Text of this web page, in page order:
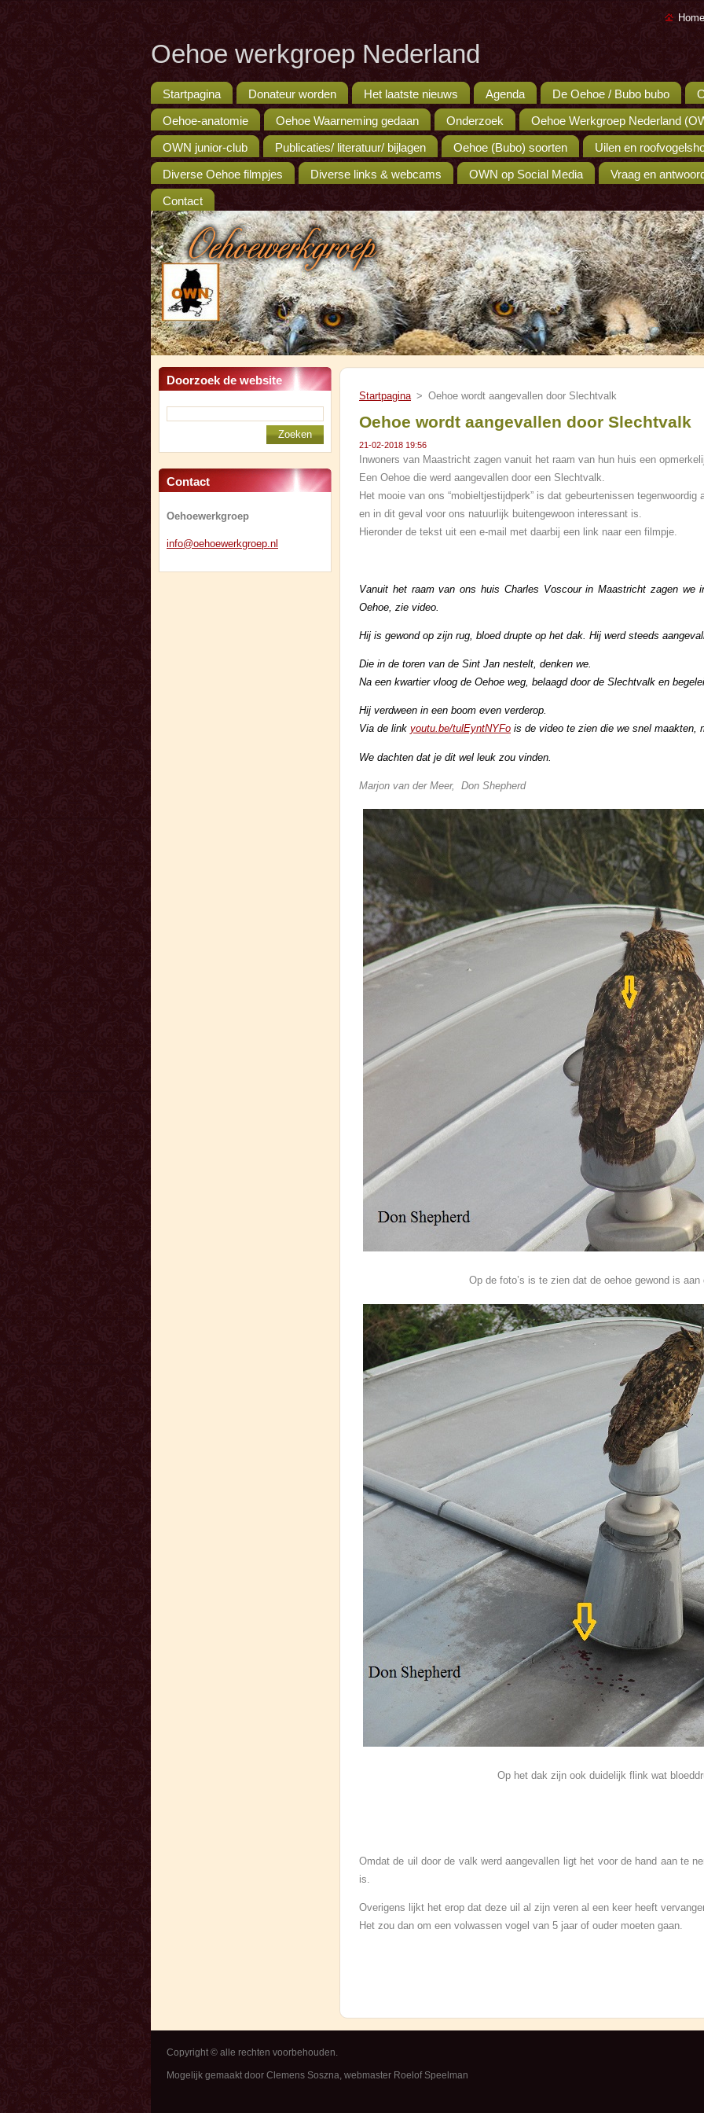
Oehoe werkgroep Nederland
Startpagina Donateur worden Het laatste nieuws Agenda De Oehoe / Bubo bubo
Oehoe-anatomie Oehoe Waarneming gedaan Onderzoek Oehoe Werkgroep Nederland
OWN junior-club Publicaties/ literatuur/ bijlagen Oehoe (Bubo) soorten Uilen en
Diverse Oehoe filmpjes Diverse links & webcams OWN op Social Media Vraag en
Contact
Doorzoek de website
Contact
Oehoewerkgroep
info@oehoewerkgroep.nl
Startpagina > Oehoe wordt aangevallen door Slechtvalk
Oehoe wordt aangevallen door Slechtvalk
21-02-2018 19:56
Inwoners van Maastricht zagen vanuit het raam van hun huis een
Een Oehoe die werd aangevallen door een Slechtvalk.
Het mooie van ons “mobieltjestijdperk” is dat gebeurtenissen tegenwoordig
en in dit geval voor ons natuurlijk buitengewoon interessant is.
Hieronder de tekst uit een e-mail met daarbij een link naar een filmpje.
Vanuit het raam van ons huis Charles Voscour in Maastricht zagen we
Oehoe, zie video.
Hij is gewond op zijn rug, bloed drupte op het dak. Hij werd steeds
Die in de toren van de Sint Jan nestelt, denken we.
Na een kwartier vloog de Oehoe weg, belaagd door de Slechtvalk en
Hij verdween in een boom even verderop.
Via de link youtu.be/tulEyntNYFo is de video te zien die we snel maakten,
We dachten dat je dit wel leuk zou vinden.
Marjon van der Meer, Don Shepherd
Op de foto’s is te zien dat de oehoe gewond is aan
Op het dak zijn ook duidelijk flink wat
Omdat de uil door de valk werd aangevallen ligt het voor de hand aan te
is.
Overigens lijkt het erop dat deze uil al zijn veren al een keer heeft
Het zou dan om een volwassen vogel van 5 jaar of ouder moeten gaan.
Copyright © alle rechten voorbehouden.
Mogelijk gemaakt door Clemens Soszna, webmaster Roelof Speelman